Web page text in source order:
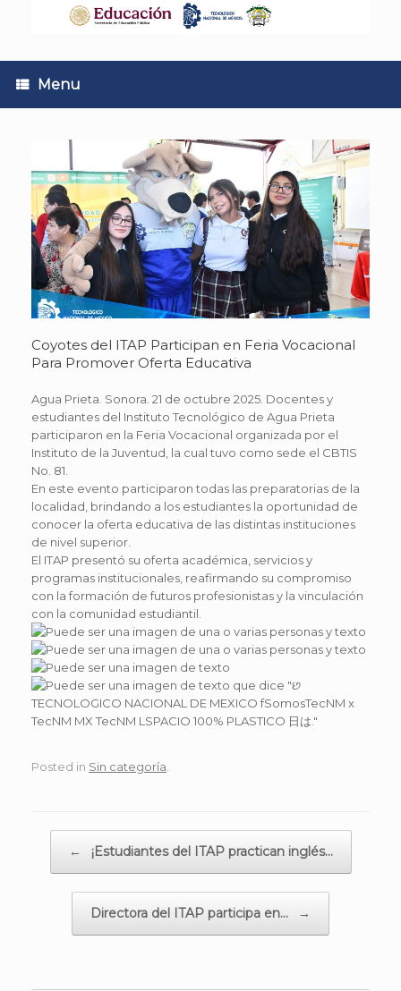
Menu
Coyotes del ITAP Participan en Feria Vocacional
Para Promover Oferta Educativa
Agua Prieta. Sonora. 21 de octubre 2025. Docentes y
estudiantes del Instituto Tecnológico de Agua Prieta
participaron en la Feria Vocacional organizada por el
Instituto de la Juventud, la cual tuvo como sede el CBTIS
No. 81.
En este evento participaron todas las preparatorias de la
localidad, brindando a los estudiantes la oportunidad de
conocer la oferta educativa de las distintas instituciones
de nivel superior.
El ITAP presentó su oferta académica, servicios y
programas institucionales, reafirmando su compromiso
con la formación de futuros profesionistas y la vinculación
con la comunidad estudiantil.
Posted in Sin categoría.
← ¡Estudiantes del ITAP practican inglés…
Directora del ITAP participa en… →